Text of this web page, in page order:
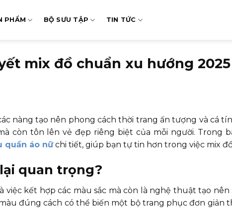
PHẨM BỘ SƯU TẬP TIN TỨC
mix đồ chuẩn xu hướng 2025
nàng tạo nên phong cách thời trang ấn tượng và cá
còn tôn lên vẻ đẹp riêng biệt của mỗi người. Trong
quần áo nữchi tiết, giúp bạn tự tin hơn trong việc mix
quan trọng?
kết hợp các màu sắc mà còn là nghệ thuật tạo nên
đúng cách có thể biến một bộ trang phục đơn giản